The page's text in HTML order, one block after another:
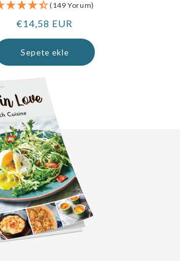
(149 Yorum)
Normal
fiyat
€14,58 EUR
Sepete ekle